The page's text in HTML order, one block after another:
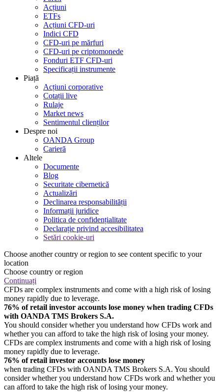
Acțiuni
ETFs
Acțiuni CFD-uri
Indici CFD
CFD-uri pe mărfuri
CFD-uri pe criptomonede
Fonduri ETF CFD-uri
Specificații instrumente
Piață
Acțiuni corporative
Cotații live
Rulaje
Market news
Sentimentul clienților
Despre noi
OANDA Group
Carieră
Altele
Documente
Blog
Securitate cibernetică
Actualizări
Declinarea responsabilității
Informații juridice
Politica de confidențialitate
Declarație privind accesibilitatea
Setări cookie-uri
Choose another country or region to see content specific to your
location
Choose country or region
Continuați
CFDs are complex instruments and come with a high risk of losing
money rapidly due to leverage.
76% of retail investor accounts lose money when trading CFDs
with OANDA TMS Brokers S.A.
You should consider whether you understand how CFDs work and
whether you can afford to take the high risk of losing your money.
CFDs are complex instruments and come with a high risk of losing
money rapidly due to leverage.
76% of retail investor accounts lose money
when trading CFDs with OANDA TMS Brokers S.A. You should
consider whether you understand how CFDs work and whether you
can afford to take the high risk of losing your money.